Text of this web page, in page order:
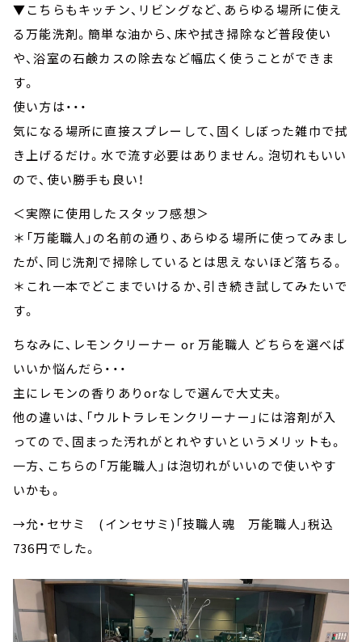
▼こちらもキッチン、リビングなど、あらゆる場所に使え
る万能洗剤。簡単な油から、床や拭き掃除など普段使い
や、浴室の石鹸カスの除去など幅広く使うことができま
す。
使い方は・・・
気になる場所に直接スプレーして、固くしぼった雑巾で拭
き上げるだけ。水で流す必要はありません。泡切れもいい
ので、使い勝手も良い！
＜実際に使用したスタッフ感想＞
＊「万能職人」の名前の通り、あらゆる場所に使ってみまし
たが、同じ洗剤で掃除しているとは思えないほど落ちる。
＊これ一本でどこまでいけるか、引き続き試してみたいで
す。
ちなみに、レモンクリーナー or 万能職人 どちらを選べば
いいか悩んだら・・・
主にレモンの香りありorなしで選んで大丈夫。
他の違いは、「ウルトラレモンクリーナー」には溶剤が入
ってので、固まった汚れがとれやすいというメリットも。
一方、こちらの「万能職人」は泡切れがいいので使いやす
いかも。
→允・セサミ (インセサミ)「技職人魂 万能職人」税込
736円でした。